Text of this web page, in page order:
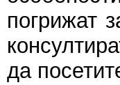
погрижат
да